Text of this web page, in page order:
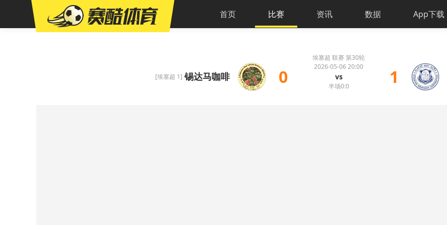
首页 比赛 资讯 数据 App下载
[埃塞超 1] 锡达马咖啡 0
埃塞超 联赛 第30轮
2026-05-06 20:00
vs
半场0:0 1